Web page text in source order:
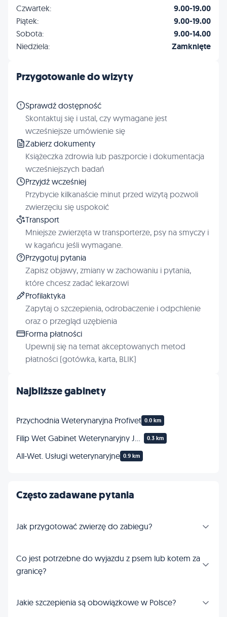
Najbliższe gabinety
Przychodnia Weterynaryjna Profivet 0.0 km
0.3 km
All-Wet. Usługi weterynaryjne 0.9 km
Często zadawane pytania
Jak przygotować zwierzę do zabiegu?
Co jest potrzebne do wyjazdu z psem lub kotem za
granicę?
Jakie szczepienia są obowiązkowe w Polsce?
Czwartek: 9.00-19.00
Piątek: 9.00-19.00
Sobota: 9.00-14.00
Niedziela: Zamknięte
Przygotowanie do wizyty
Sprawdź dostępność
Skontaktuj się i ustal, czy wymagane jest
wcześniejsze umówienie się
Zabierz dokumenty
Książeczka zdrowia lub paszporcie i dokumentacja
wcześniejszych badań
Przyjdź wcześniej
Przybycie kilkanaście minut przed wizytą pozwoli
zwierzęciu się uspokoić
Transport
Mniejsze zwierzęta w transporterze, psy na smyczy i
w kagańcu jeśli wymagane.
Przygotuj pytania
Zapisz objawy, zmiany w zachowaniu i pytania,
które chcesz zadać lekarzowi
Profilaktyka
Zapytaj o szczepienia, odrobaczenie i odpchlenie
oraz o przegląd uzębienia
Forma płatności
Upewnij się na temat akceptowanych metod
płatności (gotówka, karta, BLIK)